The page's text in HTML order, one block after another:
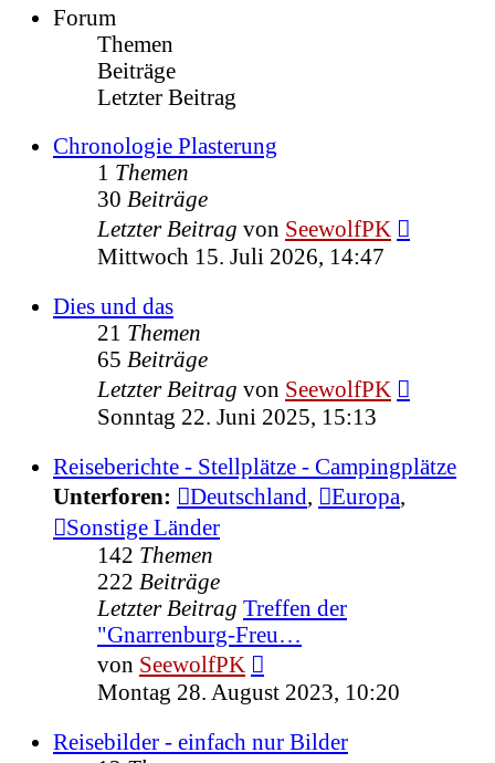
Forum
Themen
Beiträge
Letzter Beitrag
Chronologie Plasterung
1 Themen
30 Beiträge
Letzter Beitrag von SeewolfPK
Mittwoch 15. Juli 2026, 14:47
Dies und das
21 Themen
65 Beiträge
Letzter Beitrag von SeewolfPK
Sonntag 22. Juni 2025, 15:13
Reiseberichte - Stellplätze - Campingplätze
Unterforen:
Deutschland, Europa,
Sonstige Länder
142 Themen
222 Beiträge
Letzter Beitrag Treffen der
"Gnarrenburg-Freu…
von SeewolfPK
Beitrag
Montag 28. August 2023, 10:20
Reisebilder - einfach nur Bilder